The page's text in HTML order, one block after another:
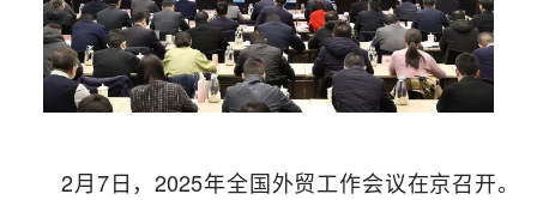
2月7日，2025年全国外贸工作会议在京召开。